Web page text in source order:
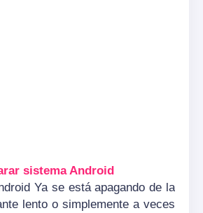
sistema Android
Ya se está apagando de la
lento o simplemente a veces